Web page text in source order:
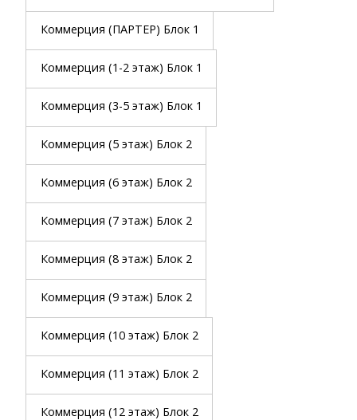
Коммерция (ПАРТЕР) Блок 1
Коммерция (1-2 этаж) Блок 1
Коммерция (3-5 этаж) Блок 1
Коммерция (5 этаж) Блок 2
Коммерция (6 этаж) Блок 2
Коммерция (7 этаж) Блок 2
Коммерция (8 этаж) Блок 2
Коммерция (9 этаж) Блок 2
Коммерция (10 этаж) Блок 2
Коммерция (11 этаж) Блок 2
Коммерция (12 этаж) Блок 2